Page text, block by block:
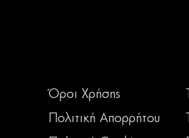
Όροι Χρήσης
Πολιτική Απορρήτου